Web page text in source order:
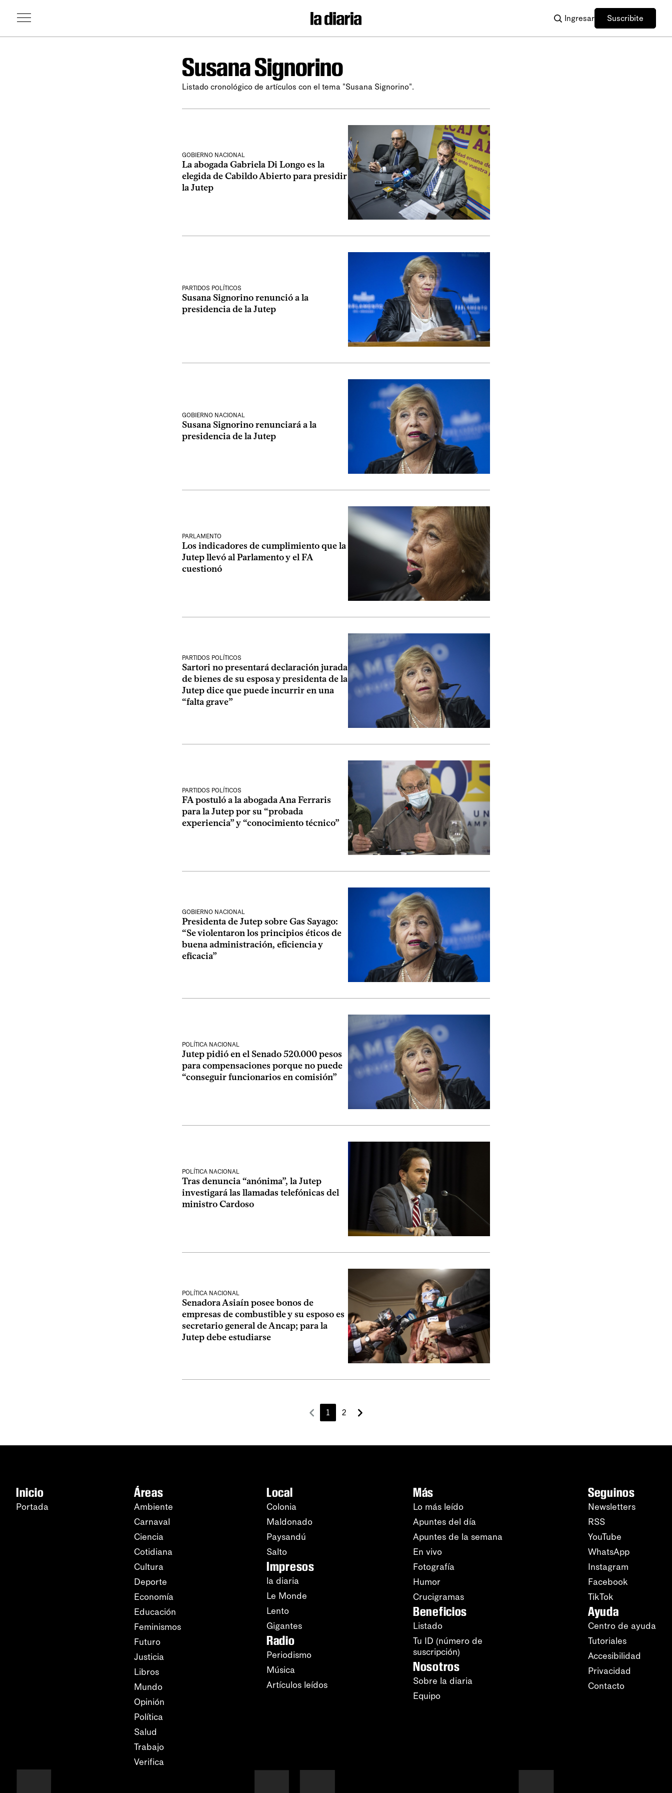
Ingresar Suscribite
Susana Signorino
Listado cronológico de artículos con el tema "Susana Signorino".
GOBIERNO NACIONAL
La abogada Gabriela Di Longo es la
elegida de Cabildo Abierto para presidir
la Jutep
PARTIDOS POLÍTICOS
Susana Signorino renunció a la
presidencia de la Jutep
GOBIERNO NACIONAL
Susana Signorino renunciará a la
presidencia de la Jutep
PARLAMENTO
Los indicadores de cumplimiento que la
Jutep llevó al Parlamento y el FA
cuestionó
PARTIDOS POLÍTICOS
Sartori no presentará declaración jurada
de bienes de su esposa y presidenta de la
Jutep dice que puede incurrir en una
“falta grave”
PARTIDOS POLÍTICOS
FA postuló a la abogada Ana Ferraris
para la Jutep por su “probada
experiencia” y “conocimiento técnico”
GOBIERNO NACIONAL
Presidenta de Jutep sobre Gas Sayago:
“Se violentaron los principios éticos de
buena administración, eficiencia y
eficacia”
POLÍTICA NACIONAL
Jutep pidió en el Senado 520.000 pesos
para compensaciones porque no puede
“conseguir funcionarios en comisión”
POLÍTICA NACIONAL
Tras denuncia “anónima”, la Jutep
investigará las llamadas telefónicas del
ministro Cardoso
POLÍTICA NACIONAL
Senadora Asiaín posee bonos de
empresas de combustible y su esposo es
secretario general de Ancap; para la
Jutep debe estudiarse
1 2
Inicio
Portada
Áreas
Ambiente
Carnaval
Ciencia
Cotidiana
Cultura
Deporte
Economía
Educación
Feminismos
Futuro
Justicia
Libros
Mundo
Opinión
Política
Salud
Trabajo
Verifica
Local
Colonia
Maldonado
Paysandú
Salto
Impresos
la diaria
Le Monde
Lento
Gigantes
Radio
Periodismo
Música
Artículos leídos
Más
Lo más leído
Apuntes del día
Apuntes de la semana
En vivo
Fotografía
Humor
Crucigramas
Beneficios
Listado
Tu ID (número de
suscripción)
Nosotros
Sobre la diaria
Equipo
Seguinos
Newsletters
RSS
YouTube
WhatsApp
Instagram
Facebook
TikTok
Ayuda
Centro de ayuda
Tutoriales
Accesibilidad
Privacidad
Contacto